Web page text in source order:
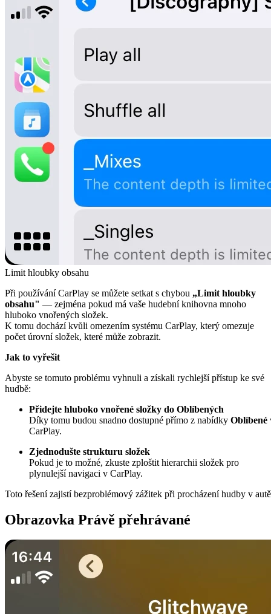
Limit hloubky obsahu
Při používání CarPlay se můžete setkat s chybou „Limit hloubky
obsahu" — zejména pokud má vaše hudební knihovna mnoho
hluboko vnořených složek.
K tomu dochází kvůli omezením systému CarPlay, který omezuje
počet úrovní složek, které může zobrazit.
Jak to vyřešit
Abyste se tomuto problému vyhnuli a získali rychlejší přístup ke své
hudbě:
Přidejte hluboko vnořené složky do Oblíbených
Díky tomu budou snadno dostupné přímo z nabídky Oblíbené
CarPlay.
Zjednodušte strukturu složek
Pokud je to možné, zkuste zploštit hierarchii složek pro
plynulejší navigaci v CarPlay.
Toto řešení zajistí bezproblémový zážitek při procházení hudby v
Obrazovka Právě přehrávané